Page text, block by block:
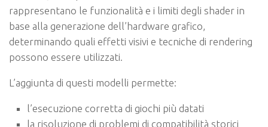
rappresentano le funzionalità e i limiti degli shader in
base alla generazione dell’hardware grafico,
determinando quali effetti visivi e tecniche di rendering
possono essere utilizzati.
L’aggiunta di questi modelli permette:
l’esecuzione corretta di giochi più datati
la risoluzione di problemi di compatibilità storici